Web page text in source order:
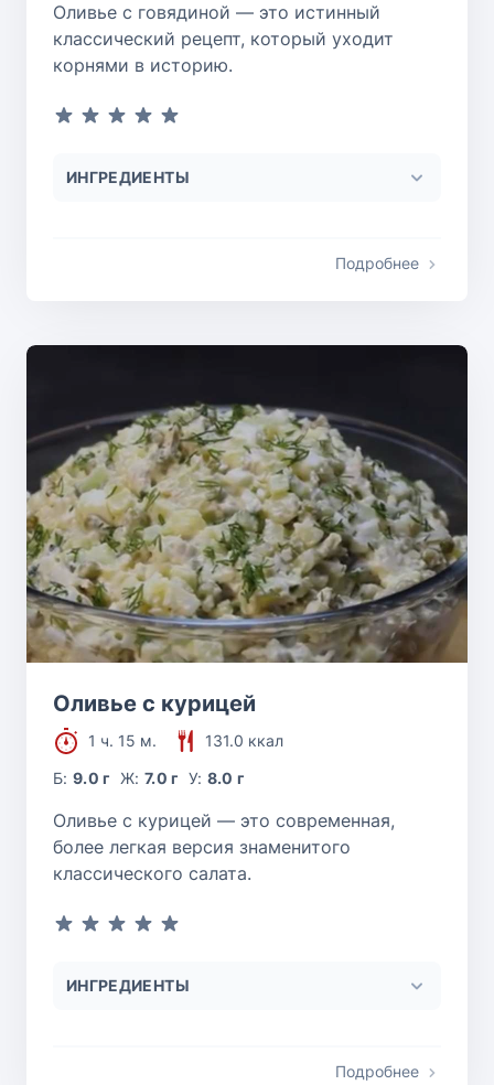
Оливье с говядиной — это истинный
классический рецепт, который уходит
корнями в историю.
ИНГРЕДИЕНТЫ
Подробнее
Оливье с курицей
1 ч. 15 м.
131.0 ккал
Б:9.0 г Ж: 7.0 г У: 8.0 г
Оливье с курицей — это современная,
более легкая версия знаменитого
классического салата.
ИНГРЕДИЕНТЫ
Подробнее